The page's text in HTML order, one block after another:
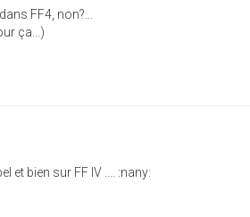
FF4, non?...
ça...)
et bien sur FF IV .... :nany: